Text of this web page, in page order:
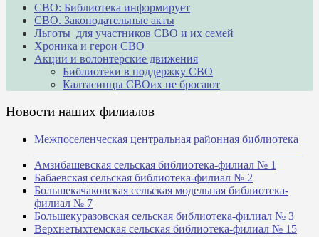
СВО: Библиотека информирует
СВО. Законодательные акты
Льготы для участников СВО и их семей
Хроника и герои СВО
Акции и волонтерские движения
Библиотеки в поддержку СВО
Калтасинцы СВОих не бросают
Новости наших филиалов
Межпоселенческая центральная районная библиотека
Амзибашевская сельская библиотека-филиал № 1
Бабаевская сельская библиотека-филиал № 2
Большекачаковская сельская модельная библиотека-
филиал № 7
Большекуразовская сельская библиотека-филиал № 3
Верхнетыхтемская сельская библиотека-филиал № 15